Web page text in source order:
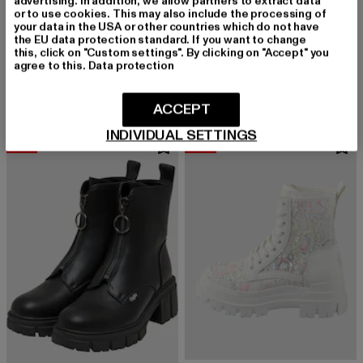
BUFFALO
Raya Ari Glam
67,19 EUR
Derzeitiger Preis: 67,19 EUR
79,99 EURAktionspreis: 79,99 EUR
BUFFALO
-20%
or to use cookies. This may also include the processing of
your data in the USA or other countries which do not have
the EU data protection standard. If you want to change
this, click on "Custom settings". By clicking on "Accept" you
agree to this. Data protection
INDIVIDUAL SETTINGS
ACCEPT